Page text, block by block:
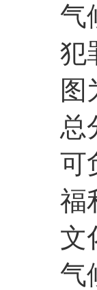
气
犯
图
总
可
福
文
气